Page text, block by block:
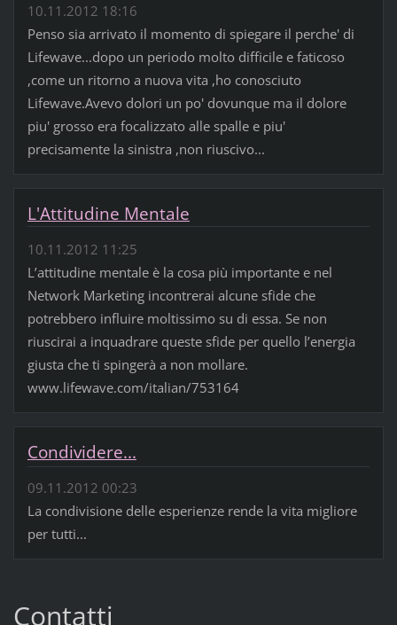
10.11.2012 18:16
Penso sia arrivato il momento di spiegare il perche' di
Lifewave...dopo un periodo molto difficile e faticoso
,come un ritorno a nuova vita ,ho conosciuto
Lifewave.Avevo dolori un po' dovunque ma il dolore
piu' grosso era focalizzato alle spalle e piu'
precisamente la sinistra ,non riuscivo...
L'Attitudine Mentale
10.11.2012 11:25
L’attitudine mentale è la cosa più importante e nel
Network Marketing incontrerai alcune sfide che
potrebbero influire moltissimo su di essa. Se non
riuscirai a inquadrare queste sfide per quello l’energia
giusta che ti spingerà a non mollare.
www.lifewave.com/italian/753164
Condividere...
09.11.2012 00:23
La condivisione delle esperienze rende la vita migliore
per tutti...
Contatti